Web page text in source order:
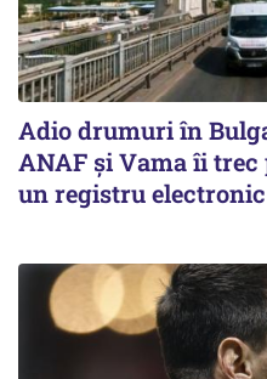
Adio drumuri în
ANAF și Vama îi
un registru electronic